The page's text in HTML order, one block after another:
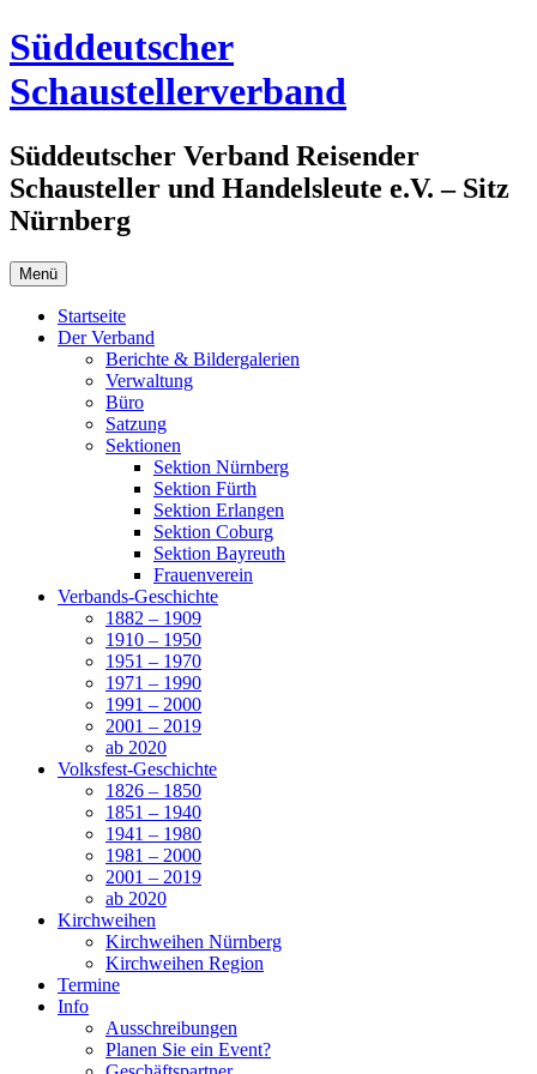
Zum
Inhalt
springen
Süddeutscher
Schaustellerverband
Süddeutscher Verband Reisender
Schausteller und Handelsleute e.V. – Sitz
Nürnberg
Menü
Startseite
Der Verband
Berichte & Bildergalerien
Verwaltung
Büro
Satzung
Sektionen
Sektion Nürnberg
Sektion Fürth
Sektion Erlangen
Sektion Coburg
Sektion Bayreuth
Frauenverein
Verbands-Geschichte
1882 – 1909
1910 – 1950
1951 – 1970
1971 – 1990
1991 – 2000
2001 – 2019
ab 2020
Volksfest-Geschichte
1826 – 1850
1851 – 1940
1941 – 1980
1981 – 2000
2001 – 2019
ab 2020
Kirchweihen
Kirchweihen Nürnberg
Kirchweihen Region
Termine
Info
Ausschreibungen
Planen Sie ein Event?